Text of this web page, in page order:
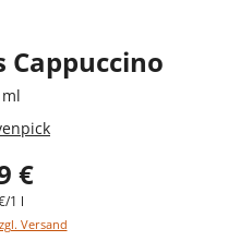
Cappuccino
€
1 l
Versand